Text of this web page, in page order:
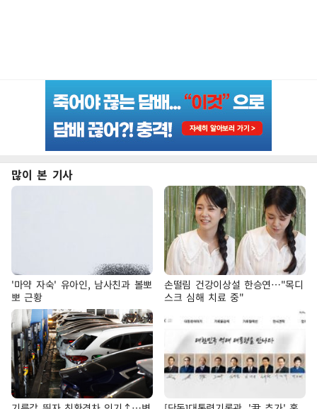
많이 본 기사
'마약 자숙' 유아인, 남사친과 볼뽀
뽀 근황
손떨림 건강이상설 한승연…"목디
스크 심해 치료 중"